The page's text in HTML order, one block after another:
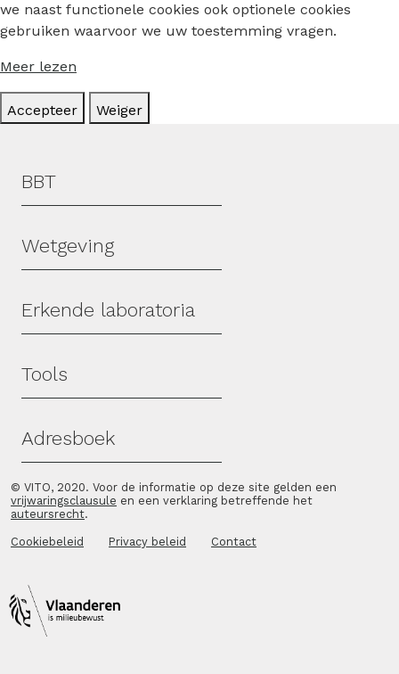
we naast functionele cookies ook optionele cookies
gebruiken waarvoor we uw toestemming vragen.
Meer lezen
Accepteer Weiger
Hoofdmenu
BBT
Wetgeving
Erkende laboratoria
Tools
Adresboek
© VITO, 2020. Voor de informatie op deze site gelden een
vrijwaringsclausule en een verklaring betreffende het
auteursrecht.
Cookiebeleid Privacy beleid Contact